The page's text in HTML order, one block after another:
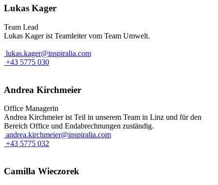
Lukas Kager
Team Lead
Lukas Kager ist Teamleiter vom Team Umwelt.
lukas.kager@inspiralia.com
+43 5775 030
Andrea Kirchmeier
Office Managerin
Andrea Kirchmeier ist Teil in unserem Team in Linz und für den
Bereich Office und Endabrechnungen zuständig.
andrea.kirchmeier@inspiralia.com
+43 5775 032
Camilla Wieczorek